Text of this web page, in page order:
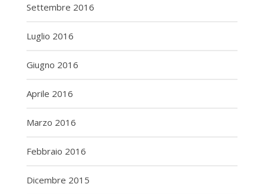
Settembre 2016
Luglio 2016
Giugno 2016
Aprile 2016
Marzo 2016
Febbraio 2016
Dicembre 2015